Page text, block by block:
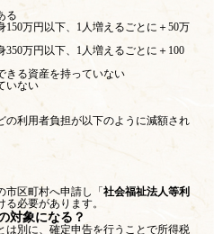
る
万円以下、1人増えるごとに＋50万
万円以下、1人増えるごとに＋100
きる資産を持っていない
いない
の利用者負担が以下のように減額され
区町村へ申請し「 社会福祉法人等利
る必要があります。
対象になる？
は別に、確定申告を行うことで所得税